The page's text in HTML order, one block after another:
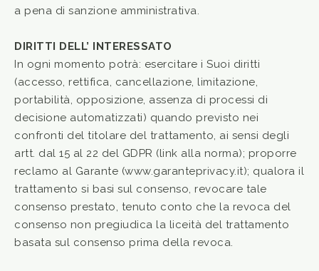
a pena di sanzione amministrativa.
DIRITTI DELL’ INTERESSATO
In ogni momento potrà: esercitare i Suoi diritti
(accesso, rettifica, cancellazione, limitazione,
portabilità, opposizione, assenza di processi di
decisione automatizzati) quando previsto nei
confronti del titolare del trattamento, ai sensi degli
artt. dal 15 al 22 del GDPR (link alla norma); proporre
reclamo al Garante (www.garanteprivacy.it); qualora il
trattamento si basi sul consenso, revocare tale
consenso prestato, tenuto conto che la revoca del
consenso non pregiudica la liceità del trattamento
basata sul consenso prima della revoca.